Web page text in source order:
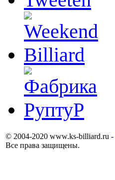
© 2004-2020 www.ks-billiard.ru -
Все права защищены.